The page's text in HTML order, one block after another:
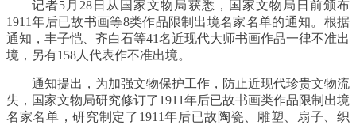
记者5月28日从国家文物局获悉，国家文物局日前颁布
1911年后已故书画等8类作品限制出境名家名单的通知。根据
通知，丰子恺、齐白石等41名近现代大师书画作品一律不准出
境，另有158人代表作不准出境。
通知提出，为加强文物保护工作，防止近现代珍贵文物流
失，国家文物局研究修订了1911年后已故书画类作品限制出境
名家名单，研究制定了1911年后已故陶瓷、雕塑、扇子、织